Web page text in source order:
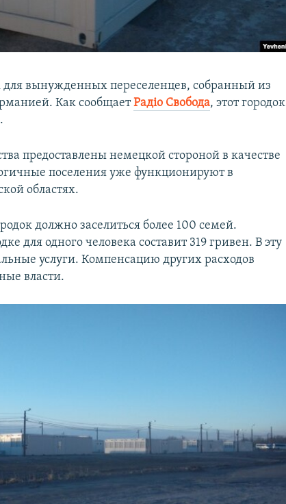
для вынужденных переселенцев, собранный из
Как сообщаетРадіо Свобода, этот городок
предоставлены немецкой стороной в качестве
поселения уже функционируют в
областях.
должно заселиться более 100 семей.
для одного человека составит 319 гривен. В эту
услуги. Компенсацию других расходов
власти.